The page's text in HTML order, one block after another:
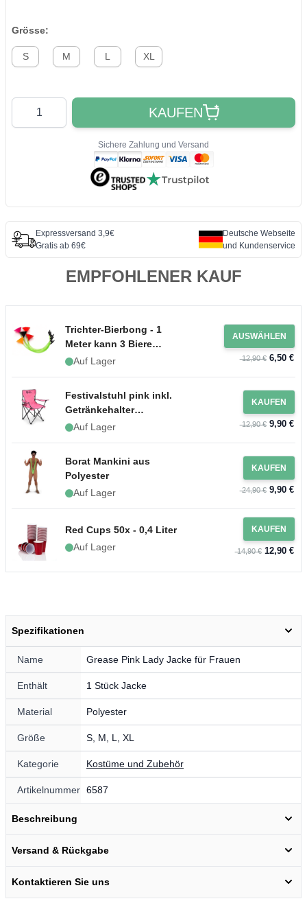
Grösse:
S M L XL
Quantity
KAUFEN
Sichere Zahlung und Versand
Expressversand 3,9€
Gratis ab 69€
Deutsche Webseite
und Kundenservice
EMPFOHLENER KAUF
Trichter-Bierbong - 1
Meter kann 3 Biere
enthalten
Auf Lager
AUSWÄHLEN
12,90 €6,50 €
Festivalstuhl pink inkl.
Getränkehalter
Campingstuhl
Auf Lager
KAUFEN
12,90 €9,90 €
Borat Mankini aus
Polyester
Auf Lager
KAUFEN
24,90 €9,90 €
Red Cups 50x - 0,4 Liter
Auf Lager
KAUFEN
14,90 €12,90 €
Spezifikationen
Name Grease Pink Lady Jacke für Frauen
Enthält 1 Stück Jacke
Material Polyester
Größe S, M, L, XL
Kategorie Kostüme und Zubehör
Artikelnummer 6587
Beschreibung
Versand & Rückgabe
Kontaktieren Sie uns